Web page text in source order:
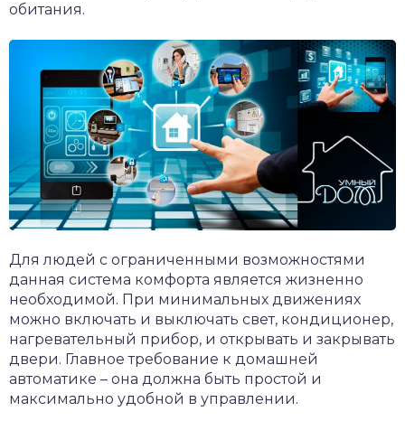
обитания.
Для людей с ограниченными возможностями
данная система комфорта является жизненно
необходимой. При минимальных движениях
можно включать и выключать свет, кондиционер,
нагревательный прибор, и открывать и закрывать
двери. Главное требование к домашней
автоматике – она должна быть простой и
максимально удобной в управлении.